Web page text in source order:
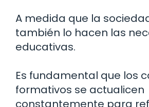
A medida que la
también lo hacen las
educativas.
Es fundamental que los
formativos se actualicen
constantemente para